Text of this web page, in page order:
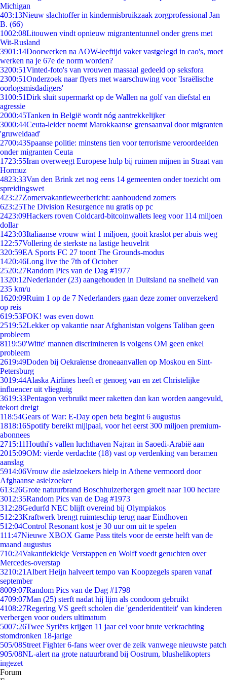
Michigan
403:13Nieuw slachtoffer in kindermisbruikzaak zorgprofessional Jan
B. (66)
1002:08Litouwen vindt opnieuw migrantentunnel onder grens met
Wit-Rusland
3901:14Doorwerken na AOW-leeftijd vaker vastgelegd in cao's, moet
werken na je 67e de norm worden?
3200:51Vinted-foto's van vrouwen massaal gedeeld op seksfora
2300:51Onderzoek naar flyers met waarschuwing voor 'Israëlische
oorlogsmisdadigers'
3100:51Dirk sluit supermarkt op de Wallen na golf van diefstal en
agressie
2000:45Tanken in België wordt nóg aantrekkelijker
3000:44Ceuta-leider noemt Marokkaanse grensaanval door migranten
'gruweldaad'
2700:43Spaanse politie: minstens tien voor terrorisme veroordeelden
onder migranten Ceuta
1723:55Iran overweegt Europese hulp bij ruimen mijnen in Straat van
Hormuz
4823:33Van den Brink zet nog eens 14 gemeenten onder toezicht om
spreidingswet
423:27Zomervakantieweerbericht: aanhoudend zomers
623:25The Division Resurgence nu gratis op pc
2423:09Hackers roven Coldcard-bitcoinwallets leeg voor 114 miljoen
dollar
1423:03Italiaanse vrouw wint 1 miljoen, gooit kraslot per abuis weg
1 22:57Vollering de sterkste na lastige heuvelrit
320:59EA Sports FC 27 toont The Grounds-modus
1420:46Long live the 7th of October
2520:27Random Pics van de Dag #1977
1320:12Nederlander (23) aangehouden in Duitsland na snelheid van
235 km/u
1620:09Ruim 1 op de 7 Nederlanders gaan deze zomer onverzekerd
op reis
619:53FOK! was even down
2519:52Lekker op vakantie naar Afghanistan volgens Taliban geen
probleem
8119:50'Witte' mannen discrimineren is volgens OM geen enkel
probleem
2619:49Doden bij Oekraïense droneaanvallen op Moskou en Sint-
Petersburg
3019:44Alaska Airlines heeft er genoeg van en zet Christelijke
influencer uit vliegtuig
3619:33Pentagon verbruikt meer raketten dan kan worden aangevuld,
tekort dreigt
118:54Gears of War: E-Day open beta begint 6 augustus
1818:16Spotify bereikt mijlpaal, voor het eerst 300 miljoen premium-
abonnees
2715:11Houthi's vallen luchthaven Najran in Saoedi-Arabië aan
2015:09OM: vierde verdachte (18) vast op verdenking van beramen
aanslag
5914:06Vrouw die asielzoekers hielp in Athene vermoord door
Afghaanse asielzoeker
613:26Grote natuurbrand Boschhuizerbergen groeit naar 100 hectare
3012:35Random Pics van de Dag #1973
312:28Gedurfd NEC blijft overeind bij Olympiakos
512:23Kraftwerk brengt ruimteschip terug naar Eindhoven
512:04Control Resonant kost je 30 uur om uit te spelen
111:47Nieuwe XBOX Game Pass titels voor de eerste helft van de
maand augustus
710:24Vakantiekiekje Verstappen en Wolff voedt geruchten over
Mercedes-overstap
3210:21 Albert Heijn halveert tempo van Koopzegels sparen vanaf
september
8009:07Random Pics van de Dag #1798
4709:07Man (25) sterft nadat hij lijm als condoom gebruikt
4108:27Regering VS geeft scholen die 'genderidentiteit' van kinderen
verbergen voor ouders ultimatum
5007:26Twee Syriërs krijgen 11 jaar cel voor brute verkrachting
stomdronken 18-jarige
505/08Street Fighter 6-fans weer over de zeik vanwege nieuwste patch
905/08NL-alert na grote natuurbrand bij Oostrum, blushelikopters
ingezet
Forum